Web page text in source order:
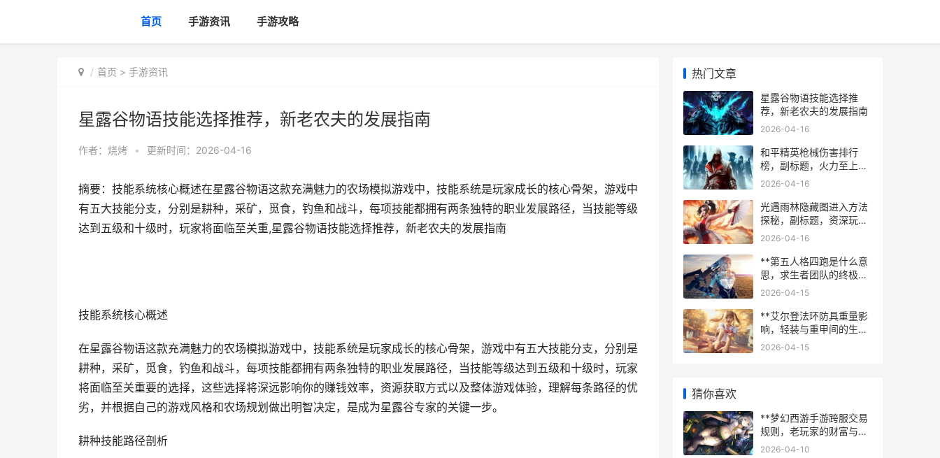
首页 手游资讯 手游攻略
首页 > 手游资讯
星露谷物语技能选择推荐，新老农夫的发展指南
作者： 烧烤 • 更新时间：2026-04-16
摘要：技能系统核心概述在星露谷物语这款充满魅力的农场模拟游戏中，技能系统是玩家成长的核心骨架，游戏中
有五大技能分支，分别是耕种，采矿，觅食，钓鱼和战斗，每项技能都拥有两条独特的职业发展路径，当技能等级
达到五级和十级时，玩家将面临至关重,星露谷物语技能选择推荐，新老农夫的发展指南
技能系统核心概述
在星露谷物语这款充满魅力的农场模拟游戏中，技能系统是玩家成长的核心骨架，游戏中有五大技能分支，分别是
耕种，采矿，觅食，钓鱼和战斗，每项技能都拥有两条独特的职业发展路径，当技能等级达到五级和十级时，玩家
将面临至关重要的选择，这些选择将深远影响你的赚钱效率，资源获取方式以及整体游戏体验，理解每条路径的优
劣，并根据自己的游戏风格和农场规划做出明智决定，是成为星露谷专家的关键一步。
耕种技能路径剖析
热门文章
星露谷物语技能选择推
荐，新老农夫的发展指南
2026-04-16
和平精英枪械伤害排行
榜，副标题，火力至上者
的实战选用指南
2026-04-16
光遇雨林隐藏图进入方法
探秘，副标题，资深玩家
带你解锁静谧庭院
2026-04-16
**第五人格四跑是什么意
思，求生者团队的终极胜
利**
2026-04-15
**艾尔登法环防具重量影
响，轻装与重甲间的生存
哲学**
2026-04-15
猜你喜欢
**梦幻西游手游跨服交易
规则，老玩家的财富与策
略之门**
2026-04-10